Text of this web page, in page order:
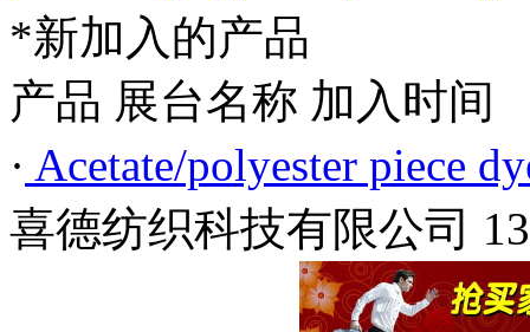
*新加入的产品
产品 展台名称 加入时间
· Acetate/polyester piece
喜德纺织科技有限公司